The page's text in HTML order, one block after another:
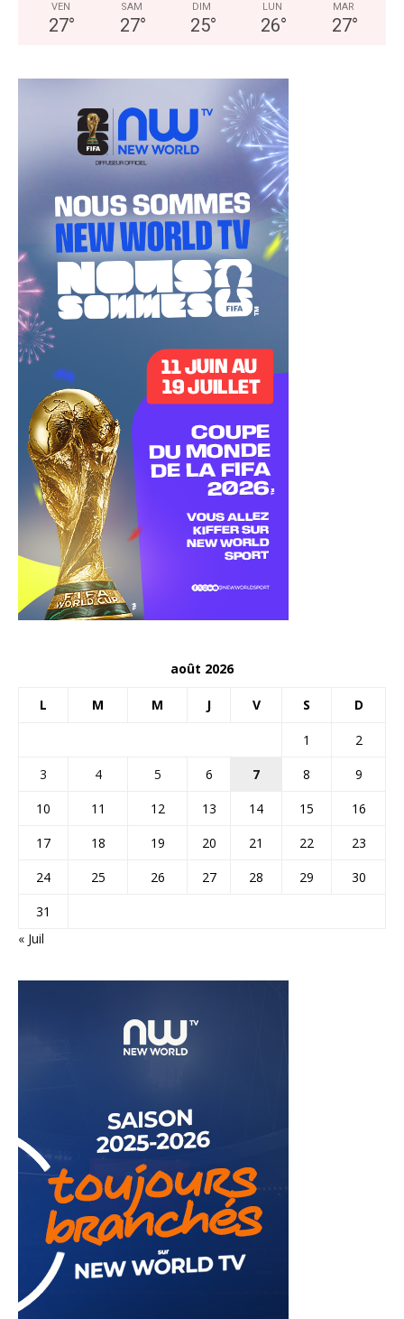
VEN
27°
SAM
27°
DIM
25°
LUN
26°
MAR
27°
août 2026
L M M J V S D
1
2
3
4 5 6 7 8
9
10
11 12 13 14 15
16
17
18 19 20 21 22
23
24
25 26 27 28 29
30
31
« Juil